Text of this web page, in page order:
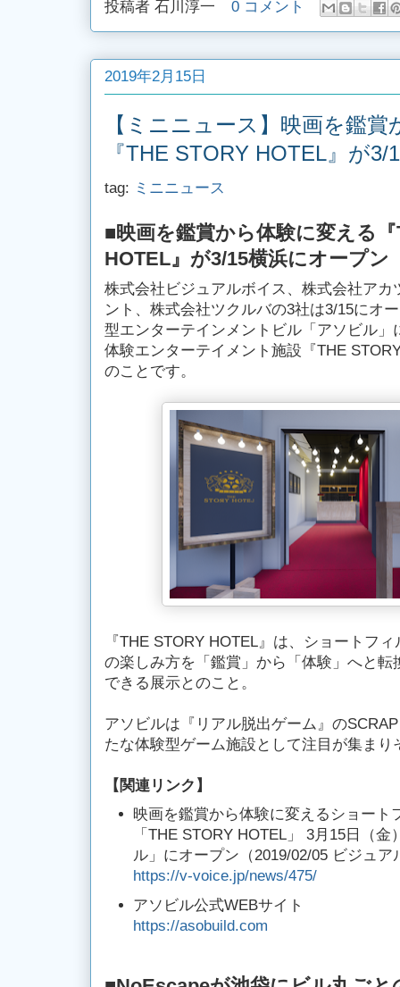
投稿者 石川淳一 0 コメント
2019年2月15日
【ミニニュース】映画を鑑
『THE STORY HOTEL』が
tag: ミニニュース
■映画を鑑賞から体験に変える
HOTEL』が3/15横浜にオープン
株式会社ビジュアルボイス、株式会社ア
ント、株式会社ツクルバの3社は3/15にオ
型エンターテインメントビル「アソビル
体験エンターテイメント施設『THE
のことです。
『THE STORY HOTEL』は、ショートフ
の楽しみ方を「鑑賞」から「体験」へと
できる展示とのこと。
アソビルは『リアル脱出ゲーム』の
たな体験型ゲーム施設として注目が集まり
【 関連リンク 】
映画を鑑賞から体験に変えるショート
「THE STORY HOTEL」 3月15日（
ル」にオープン（2019/02/05 ビジュ
https://v-voice.jp/news/475/
アソビル公式WEBサイト
https://asobuild.com